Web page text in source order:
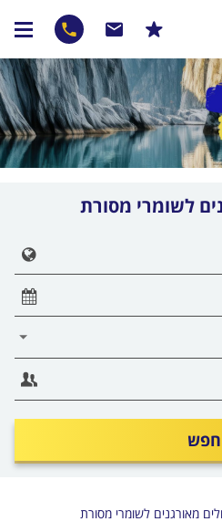
לשומרי מסורת
חפש
מאורגנים לשומרי מסורת